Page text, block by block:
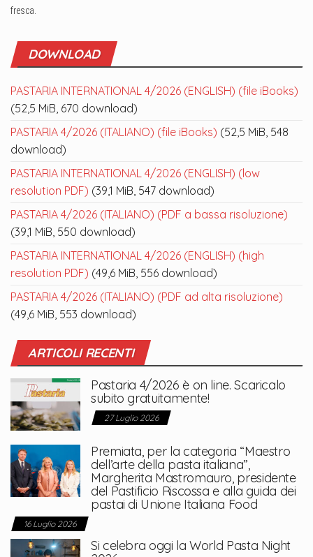
fresca.
DOWNLOAD
PASTARIA INTERNATIONAL 4/2026 (ENGLISH) (file iBooks)
(52,5 MiB, 670 download)
PASTARIA 4/2026 (ITALIANO) (file iBooks) (52,5 MiB, 548
download)
PASTARIA INTERNATIONAL 4/2026 (ENGLISH) (low
resolution PDF) (39,1 MiB, 547 download)
PASTARIA 4/2026 (ITALIANO) (PDF a bassa risoluzione)
(39,1 MiB, 550 download)
PASTARIA INTERNATIONAL 4/2026 (ENGLISH) (high
resolution PDF) (49,6 MiB, 556 download)
PASTARIA 4/2026 (ITALIANO) (PDF ad alta risoluzione)
(49,6 MiB, 553 download)
ARTICOLI RECENTI
Pastaria 4/2026 è on line. Scaricalo
subito gratuitamente!
27 Luglio 2026
Premiata, per la categoria “Maestro
dell’arte della pasta italiana”,
Margherita Mastromauro, presidente
del Pastificio Riscossa e alla guida dei
pastai di Unione Italiana Food
16 Luglio 2026
Si celebra oggi la World Pasta Night